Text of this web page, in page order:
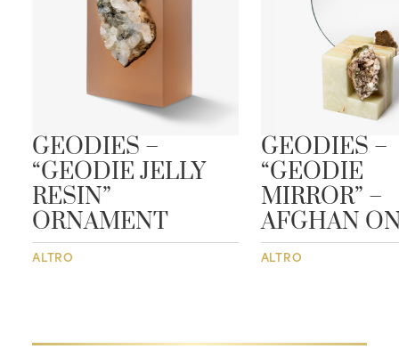
GEODIES –
“GEODIE JELLY
RESIN”
ORNAMENT
ALTRO
GEODIES –
“GEODIE
MIRROR” –
AFGHAN
ALTRO